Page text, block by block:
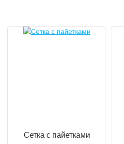
Сетка с пайетками